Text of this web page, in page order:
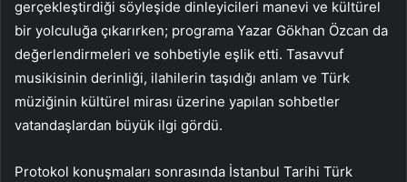
gerçekleştirdiği söyleşide dinleyicileri manevi ve kültürel
bir yolculuğa çıkarırken; programa Yazar Gökhan Özcan da
değerlendirmeleri ve sohbetiyle eşlik etti. Tasavvuf
musikisinin derinliği, ilahilerin taşıdığı anlam ve Türk
müziğinin kültürel mirası üzerine yapılan sohbetler
vatandaşlardan büyük ilgi gördü.
Protokol konuşmaları sonrasında İstanbul Tarihi Türk